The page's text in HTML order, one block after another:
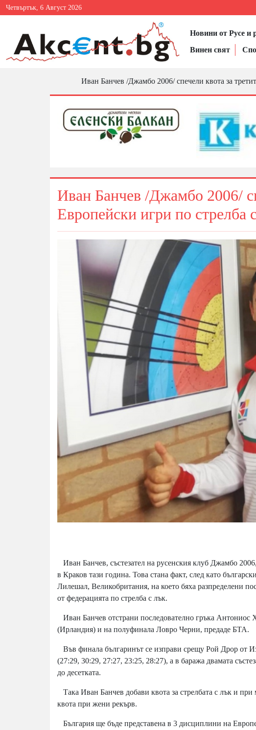
Четвъртък, 6 Август 2026
Новини от Русе и
Винен свят
Иван Банчев /Джамбо 2006/ спечели квота за
Иван Банчев /Джамбо 2006/
Европейски игри по стрелба
Иван Банчев, състезател на русенския клуб Джамбо
в Краков тази година. Това стана факт, след като
Лилешал, Великобритания, на което бяха разпределени
от федерацията по стрелба с лък.
Иван Банчев отстрани последователно гръка
(Ирландия) и на полуфинала Ловро Черни, предаде БТА.
Във финала българинът се изправи срещу Рой Дрор от
(27:29, 30:29, 27:27, 23:25, 28:27), а в баража двамата
до десетката.
Така Иван Банчев добави квота за стрелбата с лък и
квота при жени рекърв.
България ще бъде представена в 3 дисциплини на